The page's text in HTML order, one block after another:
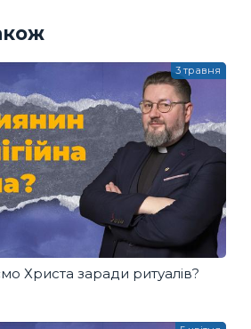
Христа заради ритуалів?
3 травня